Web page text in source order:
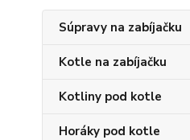
Súpravy na zabíjačku
Kotle na zabíjačku
Kotliny pod kotle
Horáky pod kotle